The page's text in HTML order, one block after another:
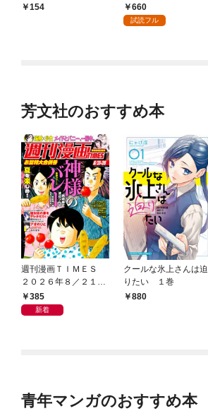
えて～【分冊版】 1巻
154
美少女冒険者が俺の獣
魔になっテイマす～ T
660
試読フル
芳文社のおすすめ本
週刊漫画ＴＩＭＥＳ
２０２６年８／２１・
２８合併号
385
新着
クールな氷上さんは迫
りたい １巻
880
青年マンガのおすすめ本